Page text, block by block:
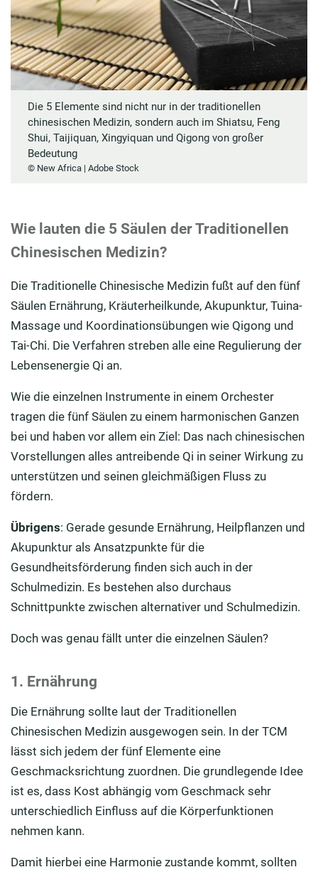
Die 5 Elemente sind nicht nur in der traditionellen
chinesischen Medizin, sondern auch im Shiatsu, Feng
Shui, Taijiquan, Xingyiquan und Qigong von großer
Bedeutung
© New Africa | Adobe Stock
Wie lauten die 5 Säulen der Traditionellen
Chinesischen Medizin?
Die Traditionelle Chinesische Medizin fußt auf den fünf
Säulen Ernährung, Kräuterheilkunde, Akupunktur, Tuina-
Massage und Koordinationsübungen wie Qigong und
Tai-Chi. Die Verfahren streben alle eine Regulierung der
Lebensenergie Qi an.
Wie die einzelnen Instrumente in einem Orchester
tragen die fünf Säulen zu einem harmonischen Ganzen
bei und haben vor allem ein Ziel: Das nach chinesischen
Vorstellungen alles antreibende Qi in seiner Wirkung zu
unterstützen und seinen gleichmäßigen Fluss zu
fördern.
Übrigens: Gerade gesunde Ernährung, Heilpflanzen und
Akupunktur als Ansatzpunkte für die
Gesundheitsförderung finden sich auch in der
Schulmedizin. Es bestehen also durchaus
Schnittpunkte zwischen alternativer und Schulmedizin.
Doch was genau fällt unter die einzelnen Säulen?
1. Ernährung
Die Ernährung sollte laut der Traditionellen
Chinesischen Medizin ausgewogen sein. In der TCM
lässt sich jedem der fünf Elemente eine
Geschmacksrichtung zuordnen. Die grundlegende Idee
ist es, dass Kost abhängig vom Geschmack sehr
unterschiedlich Einfluss auf die Körperfunktionen
nehmen kann.
Damit hierbei eine Harmonie zustande kommt, sollten